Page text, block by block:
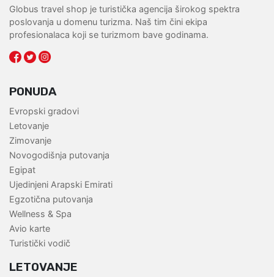
Globus travel shop je turistička agencija širokog spektra
poslovanja u domenu turizma. Naš tim čini ekipa
profesionalaca koji se turizmom bave godinama.
PONUDA
Evropski gradovi
Letovanje
Zimovanje
Novogodišnja putovanja
Egipat
Ujedinjeni Arapski Emirati
Egzotična putovanja
Wellness & Spa
Avio karte
Turistički vodič
LETOVANJE